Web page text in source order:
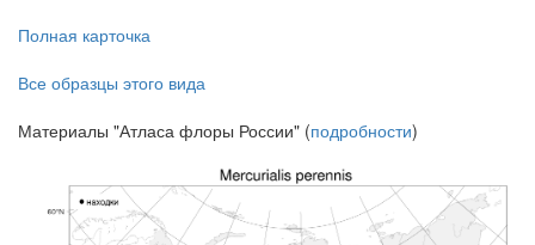
Полная карточка
Все образцы этого вида
Материалы "Атласа флоры России" (подробности)